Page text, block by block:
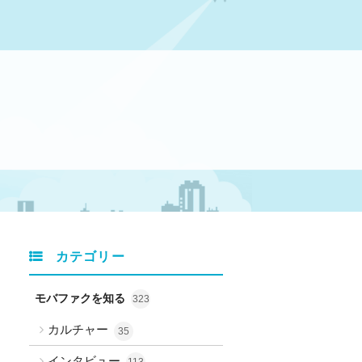
カテゴリー
モバファクを知る 323
カルチャー 35